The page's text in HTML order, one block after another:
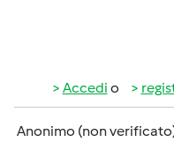
Accedi o
Anonimo (non